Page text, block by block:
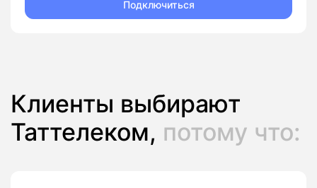
Подключиться
Клиенты выбирают
Таттелеком, потому что: